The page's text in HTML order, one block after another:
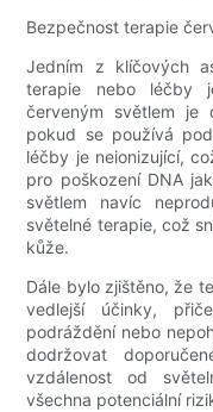
Bezpečnost terapie
Jedním z klíčových
terapie nebo léčby
červeným světlem je
pokud se používá
léčby je neionizující,
pro poškození DNA
světlem navíc
světelné terapie, což
kůže.
Dále bylo zjištěno, že
vedlejší účinky,
podráždění nebo
dodržovat
vzdálenost od
všechna potenciální